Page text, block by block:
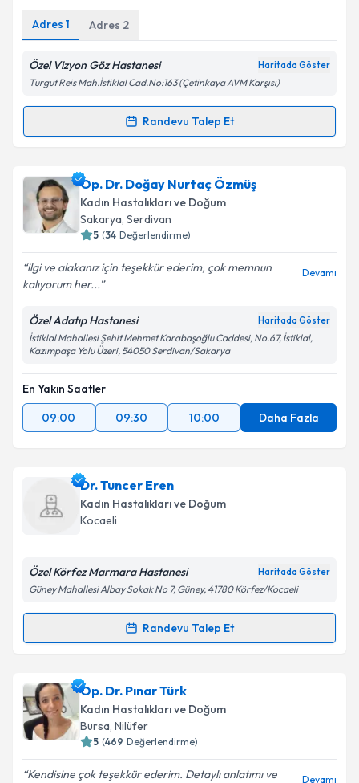
Kişisel verilerimin işlenmesine ilişkin
Metni'ni okudum ve kişisel verilerimin belirtilen
kapsamda işlenmesini kabul ediyorum.
Takvim Talebini Gönder
Adres 1 Adres 2
Özel Vizyon Göz Hastanesi Haritada Göster
Turgut Reis Mah.İstiklal Cad.No:163 (Çetinkaya AVM Karşısı)
Randevu Talep Et
Randevu Takvimi Talebi
Op. Dr. Orhan Ateşeriçin randevu takvimi talebi
oluşturun. Size bu uzmandan randevu almanız için bir
takvim hazırlandığında e-posta ile bilgilendireceğiz.
Kişisel verilerimin işlenmesine ilişkin
Aydınlatma
Metni'ni okudum ve kişisel verilerimin belirtilen
kapsamda işlenmesini kabul ediyorum.
Takvim Talebini Gönder
Op. Dr. Doğay Nurtaç Özmüş
Kadın Hastalıkları ve Doğum
Sakarya, Serdivan
5 (34 Değerlendirme)
ilgi ve alakanız için teşekkür ederim, çok memnun
kalıyorum her...
Devamı
Özel Adatıp Hastanesi Haritada Göster
İstiklal Mahallesi Şehit Mehmet Karabaşoğlu Caddesi, No.67, İstiklal,
Kazımpaşa Yolu Üzeri, 54050 Serdivan/Sakarya
En Yakın Saatler
09:00
09:30 10:00 Daha Fazla
Dr. Tuncer Eren
Kadın Hastalıkları ve Doğum
Kocaeli
Özel Körfez Marmara Hastanesi Haritada Göster
Güney Mahallesi Albay Sokak No 7, Güney, 41780 Körfez/Kocaeli
Randevu Talep Et
Randevu Takvimi Talebi
Dr. Tuncer Ereniçin randevu takvimi talebi oluşturun.
Size bu uzmandan randevu almanız için bir takvim
hazırlandığında e-posta ile bilgilendireceğiz.
Op. Dr. Pınar Türk
Kadın Hastalıkları ve Doğum
Bursa, Nilüfer
5 (469 Değerlendirme)
Kendisine çok teşekkür ederim. Detaylı anlatımı ve Devamı